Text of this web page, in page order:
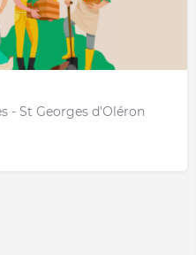
- St Georges d'Oléron